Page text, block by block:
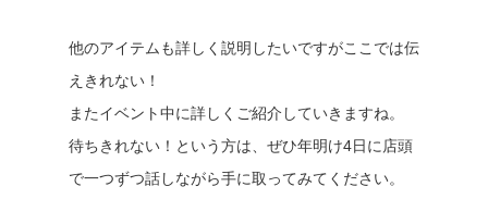
他のアイテムも詳しく説明したいですがここでは伝
えきれない！
またイベント中に詳しくご紹介していきますね。
待ちきれない！という方は、ぜひ年明け4日に店頭
で一つずつ話しながら手に取ってみてください。